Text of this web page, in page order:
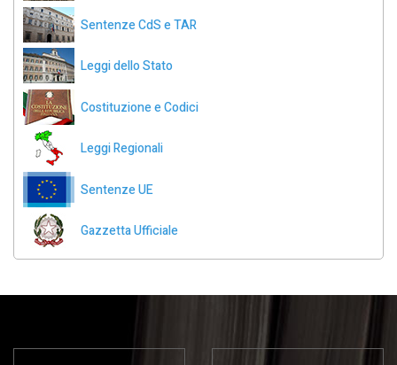
Sentenze CdS e TAR
Leggi dello Stato
Costituzione e Codici
Leggi Regionali
Sentenze UE
Gazzetta Ufficiale